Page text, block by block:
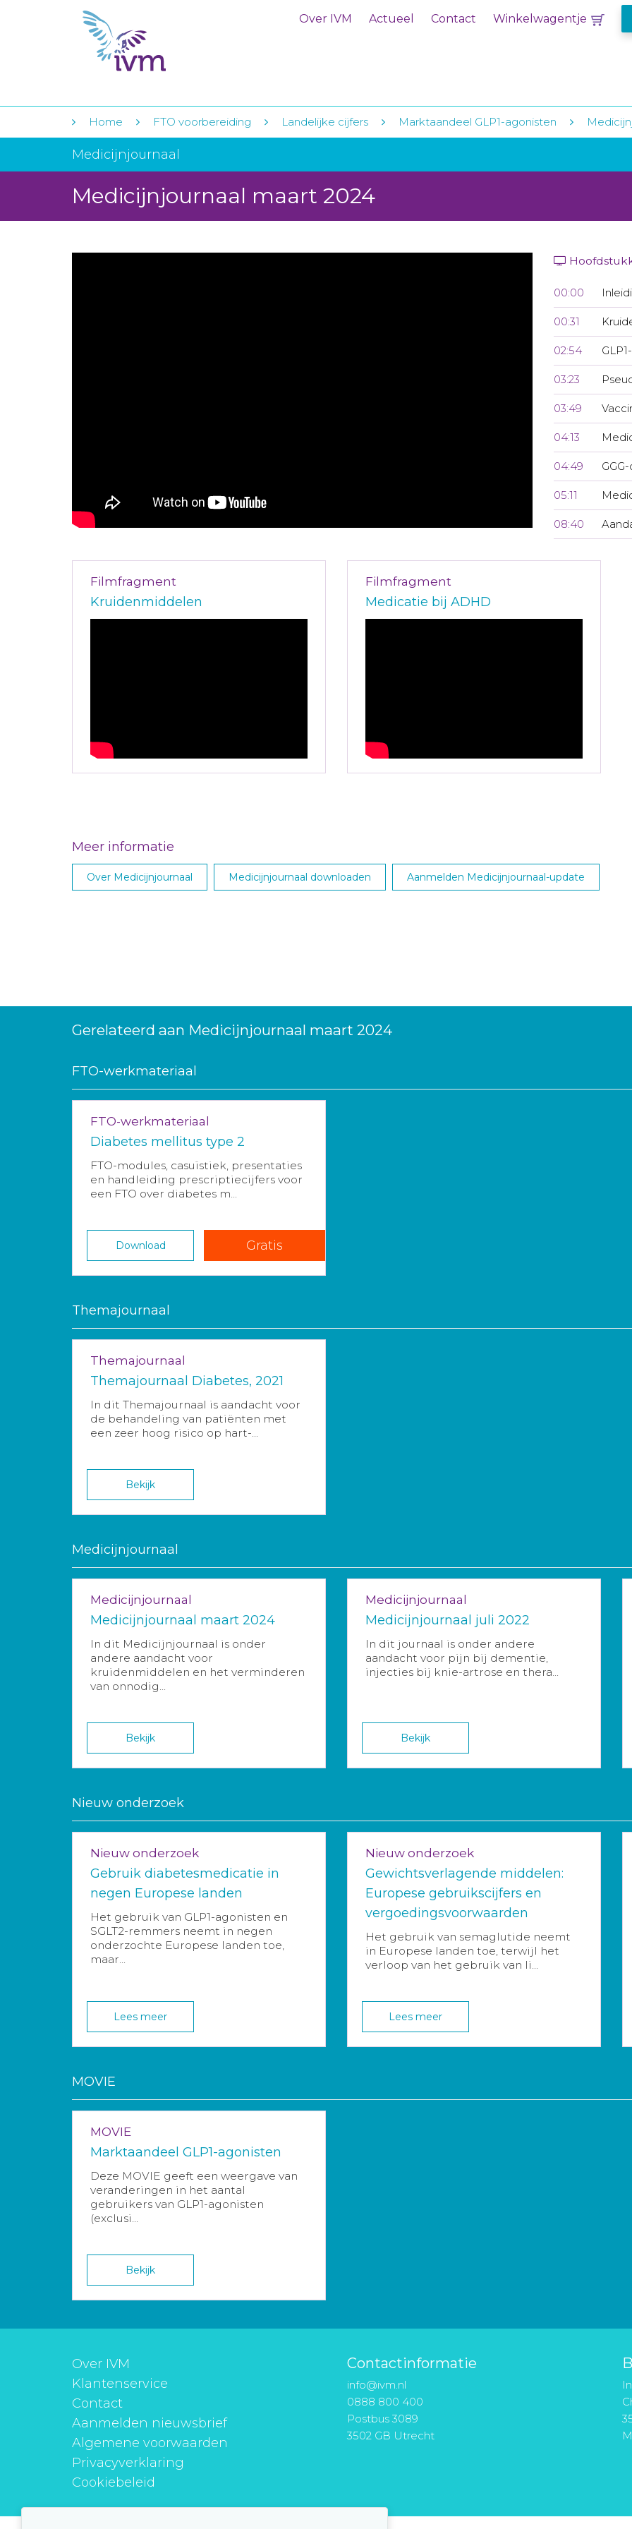
Over IVM Actueel Contact Winkelwagentje
Home FTO voorbereiding Landelijke cijfers Marktaandeel GLP1-agonisten
Medicijnjournaal
Medicijnjournaal maart 2024
00:00
00:31
02:54
03:23
03:49
04:13
04:49
05:11
08:40
Filmfragment
Kruidenmiddelen
Filmfragment
Medicatie bij ADHD
Meer informatie
Over Medicijnjournaal Medicijnjournaal downloaden Aanmelden Medicijnjournaal-update
Gerelateerd aan Medicijnjournaal maart 2024
FTO-werkmateriaal
FTO-werkmateriaal
Diabetes mellitus type 2
FTO-modules, casuïstiek, presentaties
en handleiding prescriptiecijfers voor
een FTO over diabetes m...
Download Gratis
Themajournaal
Themajournaal
Themajournaal Diabetes, 2021
In dit Themajournaal is aandacht voor
de behandeling van patiënten met
een zeer hoog risico op hart-...
Bekijk
Medicijnjournaal
Medicijnjournaal
Medicijnjournaal maart 2024
In dit Medicijnjournaal is onder
andere aandacht voor
kruidenmiddelen en het verminderen
van onnodig...
Bekijk
Medicijnjournaal
Medicijnjournaal juli 2022
In dit journaal is onder andere
aandacht voor pijn bij dementie,
injecties bij knie-artrose en thera...
Bekijk
Nieuw onderzoek
Nieuw onderzoek
Gebruik diabetesmedicatie in
negen Europese landen
Het gebruik van GLP1-agonisten en
SGLT2-remmers neemt in negen
onderzochte Europese landen toe,
maar...
Lees meer
Nieuw onderzoek
Gewichtsverlagende middelen:
Europese gebruikscijfers en
vergoedingsvoorwaarden
Het gebruik van semaglutide neemt
in Europese landen toe, terwijl het
verloop van het gebruik van li...
Lees meer
MOVIE
MOVIE
Marktaandeel GLP1-agonisten
Deze MOVIE geeft een weergave van
veranderingen in het aantal
gebruikers van GLP1-agonisten
(exclusi...
Bekijk
Over IVM
Klantenservice
Contact
Aanmelden nieuwsbrief
Algemene voorwaarden
Privacyverklaring
Cookiebeleid
Contactinformatie
info@ivm.nl
0888 800 400
Postbus 3089
3502 GB Utrecht